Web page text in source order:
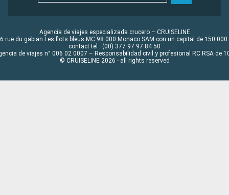
Agencia de viajes especializada crucero – CRUISELINE
rue du gabian Les flots bleus MC 98 000 Monaco SAM con un capital de 150 000
contact tel : (00) 377 97 97 84 50
de viajes n° 006 02 0007 – Responsabilidad civil y profesional RC RSA de
© CRUISELINE 2026 - all rights reserved